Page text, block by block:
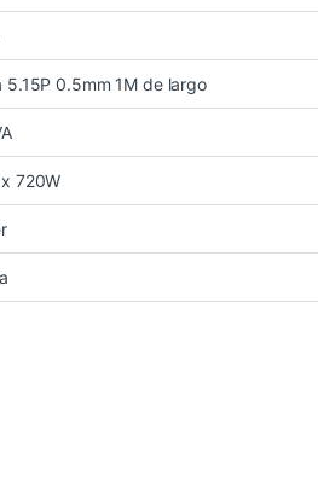
5.15P 0.5mm 1M de largo
720W